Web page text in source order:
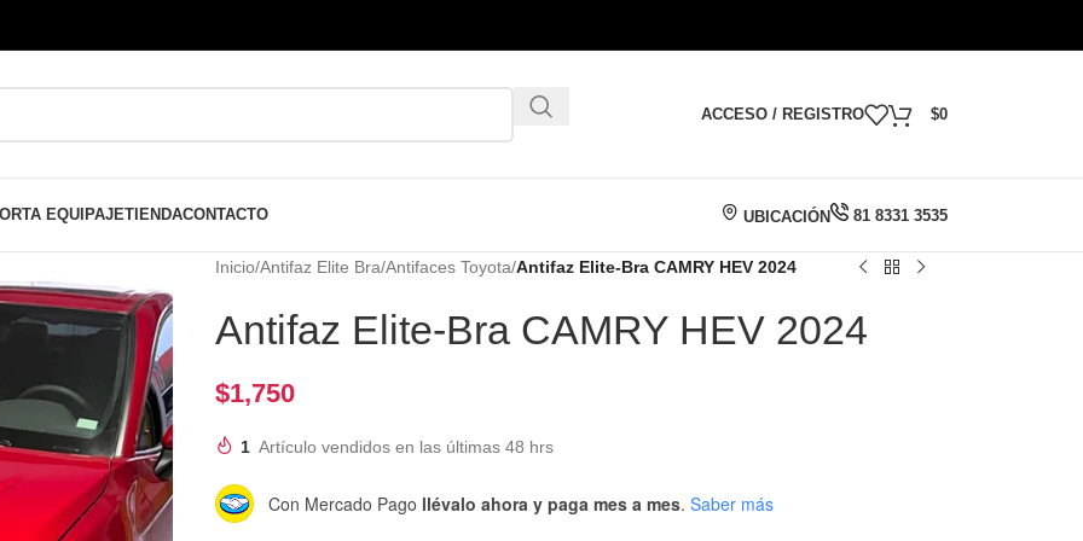
ACCESO / REGISTRO $0
EQUIPAJETIENDACONTACTO UBICACIÓN 81 8331 3535
Inicio/Antifaz Elite Bra/Antifaces Toyota/Antifaz Elite-Bra CAMRY HEV 2024
Antifaz Elite-Bra CAMRY HEV 2024
$1,750
1 Artículo vendidos en las últimas 48 hrs
Con Mercado Pago llévalo ahora y paga mes a mes. Saber más